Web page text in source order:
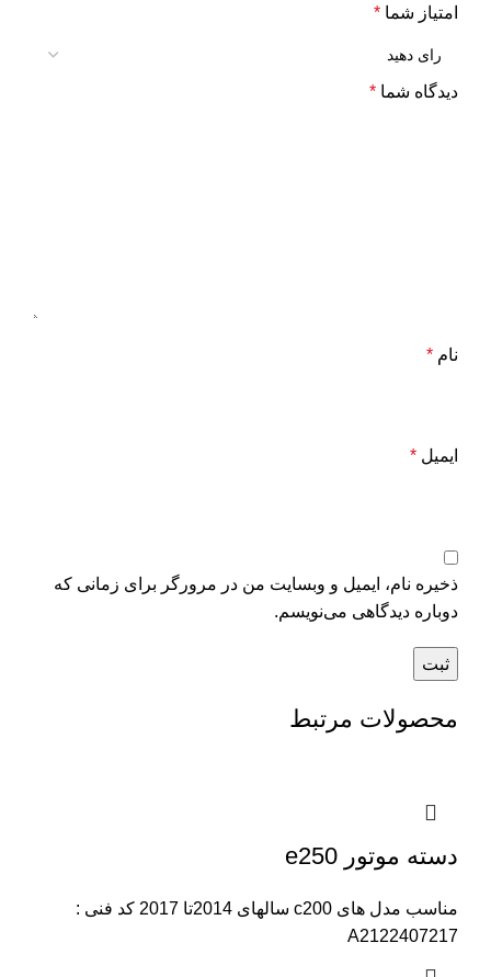
امتیاز شما *
دیدگاه شما *
نام *
ایمیل *
ذخیره نام، ایمیل و وبسایت من در مرورگر برای زمانی که
دوباره دیدگاهی می‌نویسم.
محصولات مرتبط
دسته موتور e250
مناسب مدل های c200 سالهای 2014تا 2017 کد فنی :
A2122407217